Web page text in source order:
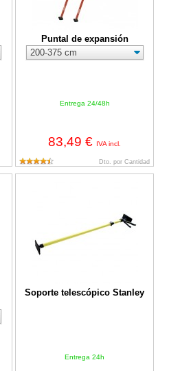
Puntal de expansión
Entrega 24/48h
83,49 € IVA incl.
Dto. por Cantidad
Soporte telescópico Stanley
Entrega 24h